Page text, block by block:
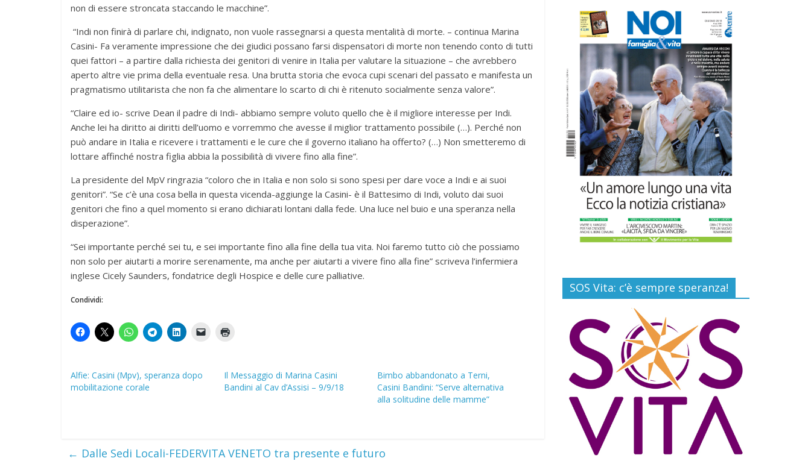
non di essere stroncata staccando le macchine”.
“Indi non finirà di parlare chi, indignato, non vuole rassegnarsi a questa mentalità di morte. – continua Marina
Casini- Fa veramente impressione che dei giudici possano farsi dispensatori di morte non tenendo conto di tutti
quei fattori – a partire dalla richiesta dei genitori di venire in Italia per valutare la situazione – che avrebbero
aperto altre vie prima della eventuale resa. Una brutta storia che evoca cupi scenari del passato e manifesta un
pragmatismo utilitarista che non fa che alimentare lo scarto di chi è ritenuto socialmente senza valore”.
“Claire ed io- scrive Dean il padre di Indi- abbiamo sempre voluto quello che è il migliore interesse per Indi.
Anche lei ha diritto ai diritti dell’uomo e vorremmo che avesse il miglior trattamento possibile (…). Perché non
può andare in Italia e ricevere i trattamenti e le cure che il governo italiano ha offerto? (…) Non smetteremo di
lottare affinché nostra figlia abbia la possibilità di vivere fino alla fine”.
La presidente del MpV ringrazia “coloro che in Italia e non solo si sono spesi per dare voce a Indi e ai suoi
genitori”. “Se c’è una cosa bella in questa vicenda-aggiunge la Casini- è il Battesimo di Indi, voluto dai suoi
genitori che fino a quel momento si erano dichiarati lontani dalla fede. Una luce nel buio e una speranza nella
disperazione”.
“Sei importante perché sei tu, e sei importante fino alla fine della tua vita. Noi faremo tutto ciò che possiamo
non solo per aiutarti a morire serenamente, ma anche per aiutarti a vivere fino alla fine” scriveva l’infermiera
inglese Cicely Saunders, fondatrice degli Hospice e delle cure palliative.
Condividi:
Alfie: Casini (Mpv), speranza dopo
mobilitazione corale
Il Messaggio di Marina Casini
Bandini al Cav d’Assisi – 9/9/18
Bimbo abbandonato a Terni,
Casini Bandini: “Serve alternativa
alla solitudine delle mamme”
← Dalle Sedi Locali-FEDERVITA VENETO tra presente e futuro
Gino Soldera nominato
Membro della “Hall of
Honor Prenatal
Sciences 2026”
16 Luglio 2026
Commenti disabilitati
EDITORIA: “LETTERE
AL POPOLO DELLA
VITA”
13 Luglio 2026
Commenti disabilitati
Paolo VI, un santo che
canta la bellezza della
vita
6 Agosto 2026
Commenti disabilitati
SOS Vita: c’è sempre speranza!